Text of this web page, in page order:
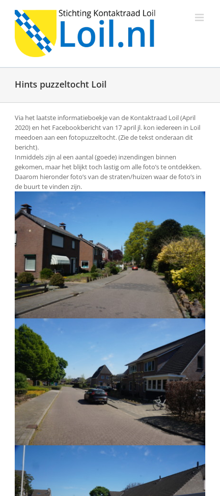
inhoud
Hints puzzeltocht Loil
Via het laatste informatieboekje van de Kontaktraad Loil (April
2020) en het Facebookbericht van 17 april jl. kon iedereen in Loil
meedoen aan een fotopuzzeltocht. (Zie de tekst onderaan dit
bericht).
Inmiddels zijn al een aantal (goede) inzendingen binnen
gekomen, maar het blijkt toch lastig om alle foto’s te ontdekken.
Daarom hieronder foto’s van de straten/huizen waar de foto’s in
de buurt te vinden zijn.